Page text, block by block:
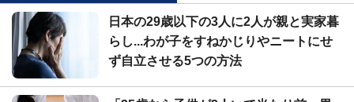
日本の29歳以下の3人に2人が親と実家暮
らし...わが子をすねかじりやニートにせ
ず自立させる5つの方法